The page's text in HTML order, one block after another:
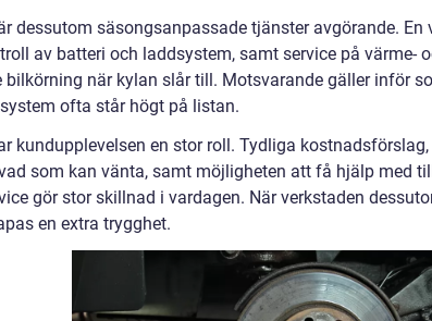
dessutom säsongsanpassade tjänster avgörande.
av batteri och laddsystem, samt service på värme-
bilkörning när kylan slår till. Motsvarande gäller inför
ofta står högt på listan.
kundupplevelsen en stor roll. Tydliga
som kan vänta, samt möjligheten att få hjälp med
gör stor skillnad i vardagen. När verkstaden
en extra trygghet.